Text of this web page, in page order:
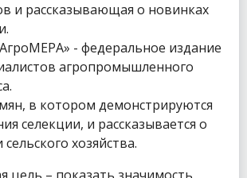
и рассказывающая о новинках
- федеральное издание
агропромышленного
в котором демонстрируются
селекции, и рассказывается о
хозяйства.